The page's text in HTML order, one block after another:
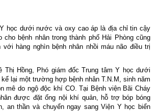
học dưới nước và oxy cao áp là địa chỉ tin cậy
cho bệnh nhân trong thành phố Hải Phòng cũng
hàng nghìn bệnh nhân nhồi máu não điều trị
Thị Hồng, Phó giám đốc Trung tâm Y học dưới
lại một trường hợp bệnh nhân T.N.M, sinh năm
mê do ngộ độc khí CO. Tại Bệnh viện Bãi Cháy
được đặt ống nội khí quản, hỗ trợ bóp bóng
an thần và chuyển ngay sang Viện Y học biển